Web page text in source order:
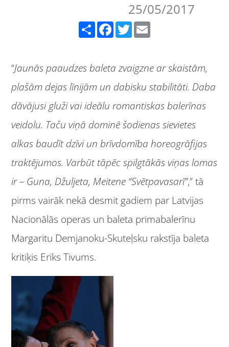
25/05/2017
Share Facebook Twitter
“Jaunās paaudzes baleta zvaigzne ar skaistām,
plašām dejas līnijām un dabisku stabilitāti. Daba
dāvājusi gluži vai ideālu romantiskas balerīnas
veidolu. Taču viņā dominē šodienas sievietes
alkas baudīt dzīvi un brīvdomība horeogrāfijas
traktējumos. Varbūt tāpēc spilgtākās viņas lomas
ir – Guna, Džuljeta, Meitene “Svētpavasarī”,” tā
pirms vairāk nekā desmit gadiem par Latvijas
Nacionālās operas un baleta primabalerīnu
Margaritu Demjanoku-Skuteļsku rakstīja baleta
kritiķis Eriks Tivums.